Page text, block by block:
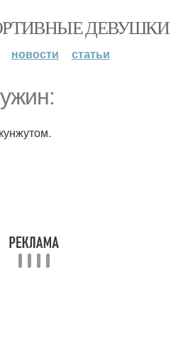
ДЕВУШКИ
новости статьи